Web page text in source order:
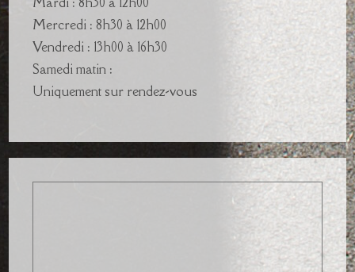
Mercredi : 8h30 à 12h00
Vendredi : 13h00 à 16h30
Samedi matin :
Uniquement sur rendez-vous